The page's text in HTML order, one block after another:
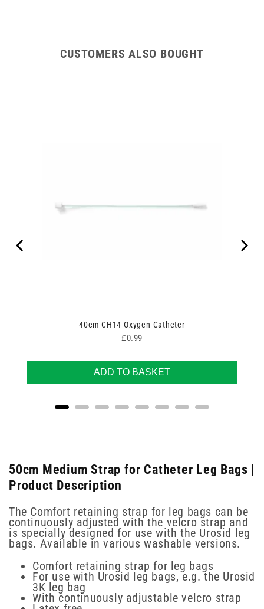
CUSTOMERS ALSO BOUGHT
40cm CH14 Oxygen Catheter
Price
£0.99
ADD TO BASKET
50cm Medium Strap for Catheter Leg Bags |
Product Description
The Comfort retaining strap for leg bags can be
continuously adjusted with the velcro strap and
is specially designed for use with the Urosid leg
bags. Available in various washable versions.
Comfort retaining strap for leg bags
For use with Urosid leg bags, e.g. the Urosid
3K leg bag
With continuously adjustable velcro strap